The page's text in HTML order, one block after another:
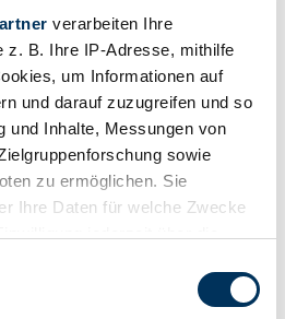
verarbeiten Ihre
z. B. Ihre IP-Adresse, mithilfe
um Informationen auf
und darauf zuzugreifen und so
und Inhalte, Messungen von
sowie
zu ermöglichen. Sie
Ihre Daten für welche Zwecke
widerrufen
2.0 V6 Turbo